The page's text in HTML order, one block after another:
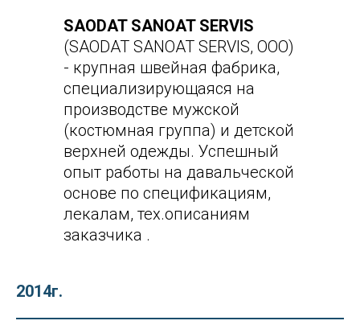
SAODAT SANOAT SERVIS
(SAODAT SANOAT SERVIS, ООО)
- крупная швейная фабрика,
специализирующаяся на
производстве мужской
(костюмная группа) и детской
верхней одежды. Успешный
опыт работы на давальческой
основе по спецификациям,
лекалам, тех.описаниям
заказчика .
2014г.